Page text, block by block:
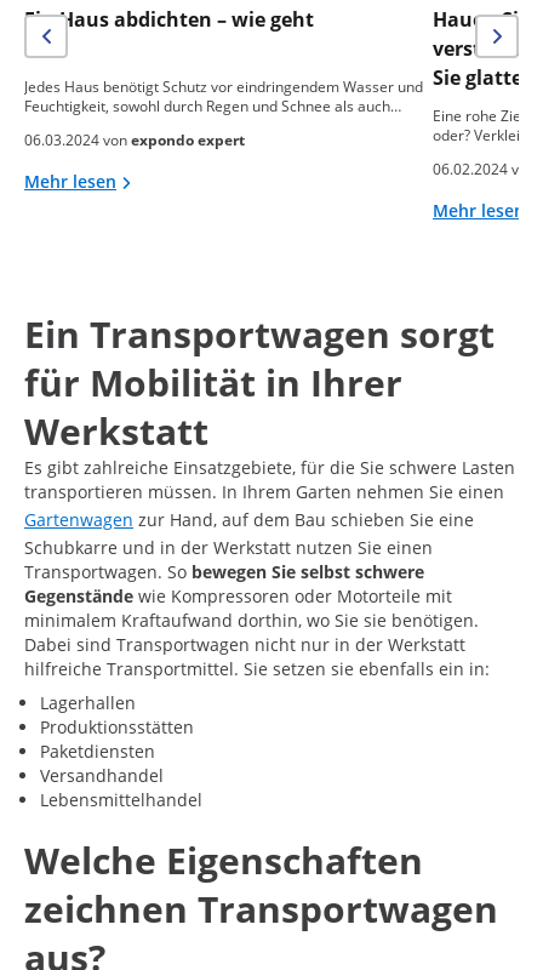
Ein Haus abdichten – wie geht
das?
Jedes Haus benötigt Schutz vor eindringendem Wasser und
Feuchtigkeit, sowohl durch Regen und Schnee als auch…
06.03.2024 vonexpondo expert
Mehr lesen
Hauen Sie
Sie glatte
Eine rohe
oder?
06.02.2024 von
Mehr lesen
Ein Transportwagen sorgt
für Mobilität in Ihrer
Werkstatt
Es gibt zahlreiche Einsatzgebiete, für die Sie schwere Lasten
transportieren müssen. In Ihrem Garten nehmen Sie einen
Gartenwagen zur Hand, auf dem Bau schieben Sie eine
Schubkarre und in der Werkstatt nutzen Sie einen
Transportwagen. So bewegen Sie selbst schwere
Gegenstände wie Kompressoren oder Motorteile mit
minimalem Kraftaufwand dorthin, wo Sie sie benötigen.
Dabei sind Transportwagen nicht nur in der Werkstatt
hilfreiche Transportmittel. Sie setzen sie ebenfalls ein in:
Lagerhallen
Produktionsstätten
Paketdiensten
Versandhandel
Lebensmittelhandel
Welche Eigenschaften
zeichnen Transportwagen
aus?